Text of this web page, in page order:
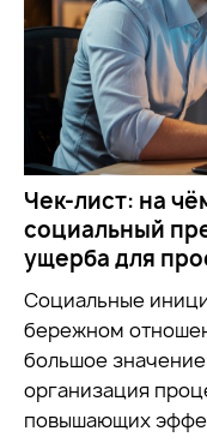
Чек-лист: на
социальный
ущерба для
Социальные
бережном
большое
организация
повышающих